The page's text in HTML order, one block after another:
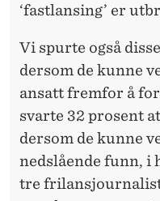
‘fastlansing’ er
Vi spurte også
dersom de kunne
ansatt fremfor å
svarte 32 prosent
dersom de kunne
nedslående funn, i
tre